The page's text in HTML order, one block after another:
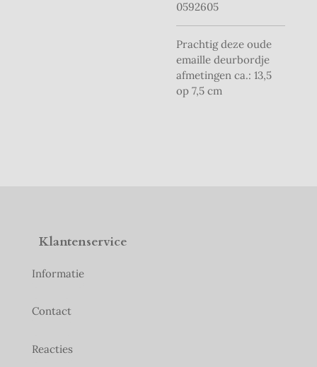
0592605
Prachtig deze oude
emaille deurbordje
afmetingen ca.: 13,5
op 7,5 cm
Klantenservice
Informatie
Contact
Reacties